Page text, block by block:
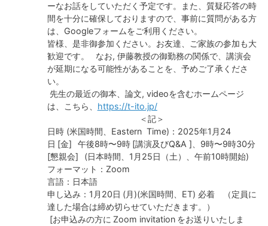
ーなお話をしていただく予定です。また、質疑応答の時
間を十分に確保しておりますので、事前に質問がある方
は、Googleフォームをご利用ください。
皆様、是非御参加ください。お友達、ご家族の参加も大
歓迎です。 なお, 伊藤教授の御勤務の関係で、講演会
が延期になる可能性があることを、予めご了承くださ
い。
先生の最近の御本、論文, videoを含むホームページ
は、こちら、 https://t-ito.jp/
＜記＞
日時 (米国時間、Eastern Time)：2025年1月24
日 [金] 午後8時〜9時 [講演及びQ&A ]、9時〜9時30分
[懇親会] (日本時間、1月25日（土）、午前10時開始)
フォーマット：Zoom
言語：日本語
申し込み：1月20日 (月)(米国時間、ET) 必着 （定員に
達した場合は締め切らせていただきます。）
[お申込みの方に Zoom invitation をお送りいたしま